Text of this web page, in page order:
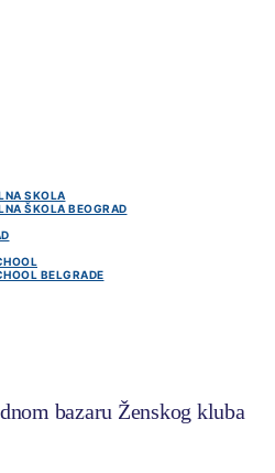
SKOLA
ŠKOLA BEOGRAD
BELGRADE
bazaru Ženskog kluba